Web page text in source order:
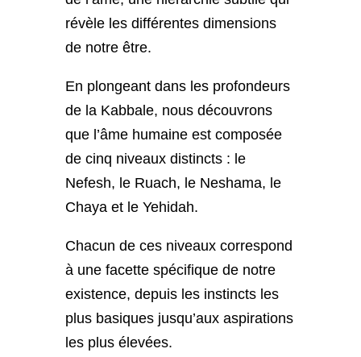
révèle les différentes dimensions
de notre être.
En plongeant dans les profondeurs
de la Kabbale, nous découvrons
que l’âme humaine est composée
de cinq niveaux distincts : le
Nefesh, le Ruach, le Neshama, le
Chaya et le Yehidah.
Chacun de ces niveaux correspond
à une facette spécifique de notre
existence, depuis les instincts les
plus basiques jusqu’aux aspirations
les plus élevées.